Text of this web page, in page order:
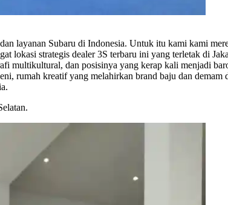
layanan Subaru di Indonesia. Untuk itu kami kami
strategis dealer 3S terbaru ini yang terletak di
multikultural, dan posisinya yang kerap kali menjadi
rumah kreatif yang melahirkan brand baju dan